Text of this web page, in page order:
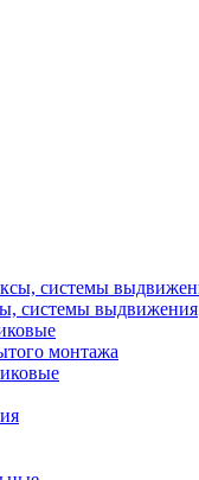
системы выдвижения
монтажа